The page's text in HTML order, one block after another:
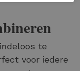
te
voor iedere